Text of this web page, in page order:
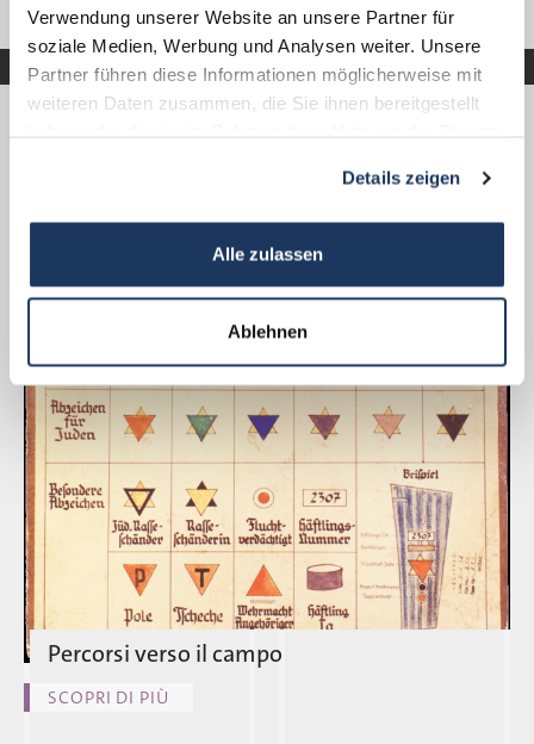
Verwendung unserer Website an unsere Partner für
soziale Medien, Werbung und Analysen weiter. Unsere
Partner führen diese Informationen möglicherweise mit
weiteren Daten zusammen, die Sie ihnen bereitgestellt
Details zeigen
Alle zulassen
Ablehnen
ALTRE INFO INTERESSANTI
Percorsi verso il campo
SCOPRI DI PIÙ